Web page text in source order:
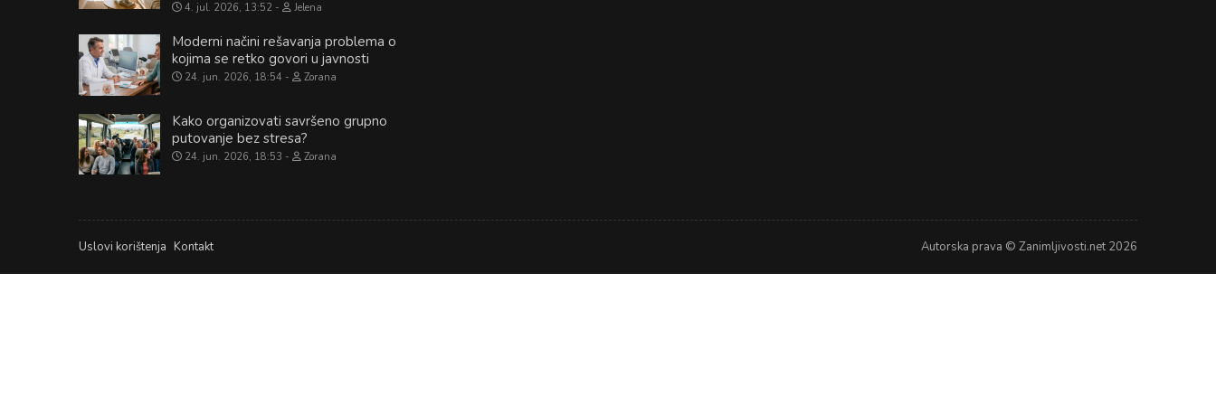
4. jul. 2026, 13:52 Jelena
Moderni načini rešavanja problema o
kojima se retko govori u javnosti
24. jun. 2026, 18:54 Zorana
Kako organizovati savršeno grupno
putovanje bez stresa?
24. jun. 2026, 18:53 Zorana
Uslovi korištenja Kontakt Autorska prava © Zanimljivosti.net 2026